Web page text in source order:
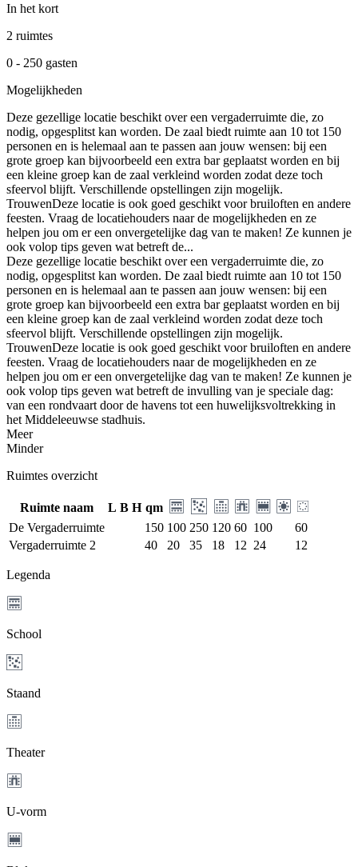
In het kort
2 ruimtes
0 - 250 gasten
Mogelijkheden
Deze gezellige locatie beschikt over een vergaderruimte die, zo
nodig, opgesplitst kan worden. De zaal biedt ruimte aan 10 tot 150
personen en is helemaal aan te passen aan jouw wensen: bij een
grote groep kan bijvoorbeeld een extra bar geplaatst worden en bij
een kleine groep kan de zaal verkleind worden zodat deze toch
sfeervol blijft. Verschillende opstellingen zijn mogelijk.
TrouwenDeze locatie is ook goed geschikt voor bruiloften en andere
feesten. Vraag de locatiehouders naar de mogelijkheden en ze
helpen jou om er een onvergetelijke dag van te maken! Ze kunnen je
ook volop tips geven wat betreft de...
Deze gezellige locatie beschikt over een vergaderruimte die, zo
nodig, opgesplitst kan worden. De zaal biedt ruimte aan 10 tot 150
personen en is helemaal aan te passen aan jouw wensen: bij een
grote groep kan bijvoorbeeld een extra bar geplaatst worden en bij
een kleine groep kan de zaal verkleind worden zodat deze toch
sfeervol blijft. Verschillende opstellingen zijn mogelijk.
TrouwenDeze locatie is ook goed geschikt voor bruiloften en andere
feesten. Vraag de locatiehouders naar de mogelijkheden en ze
helpen jou om er een onvergetelijke dag van te maken! Ze kunnen je
ook volop tips geven wat betreft de invulling van je speciale dag:
van een rondvaart door de havens tot een huwelijksvoltrekking in
het Middeleeuwse stadhuis.
Meer
Minder
Ruimtes overzicht
Ruimte naam L B H qm
De Vergaderruimte
150 100 250 120 60 100
60
Vergaderruimte 2
40 20 35 18 12 24 12
Legenda
School
Staand
Theater
U-vorm